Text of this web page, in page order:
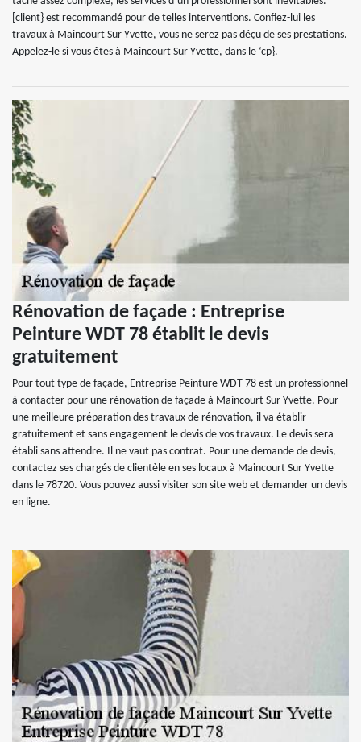
[client} est recommandé pour de telles interventions. Confiez-lui les
travaux à Maincourt Sur Yvette, vous ne serez pas déçu de ses prestations.
Appelez-le si vous êtes à Maincourt Sur Yvette, dans le ‘cp}.
Rénovation de façade : Entreprise
Peinture WDT 78 établit le devis
gratuitement
Pour tout type de façade, Entreprise Peinture WDT 78 est un professionnel
à contacter pour une rénovation de façade à Maincourt Sur Yvette. Pour
une meilleure préparation des travaux de rénovation, il va établir
gratuitement et sans engagement le devis de vos travaux. Le devis sera
établi sans attendre. Il ne vaut pas contrat. Pour une demande de devis,
contactez ses chargés de clientèle en ses locaux à Maincourt Sur Yvette
dans le 78720. Vous pouvez aussi visiter son site web et demander un devis
en ligne.